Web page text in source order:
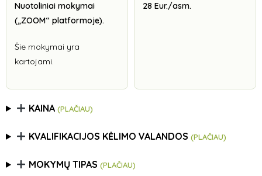
Nuotoliniai mokymai
(„ZOOM“ platformoje).
Šie mokymai yra
kartojami.
28 Eur./asm.
KAINA(PLAČIAU)
KVALIFIKACIJOS KĖLIMO VALANDOS(PLAČIAU)
MOKYMŲ TIPAS(PLAČIAU)